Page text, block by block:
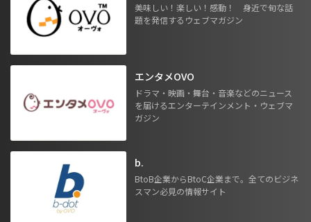
美味しい！楽しい！感動！ 身近で旬な話
題を発信するウェブマガジン
エンタメOVO
ドラマ・映画・舞台・音楽などのニュース
を届けるエンターテインメント・ウェブマ
ガジン
b.
BtoB企業からBtoC企業まで。全てのビジネ
スマン必見の情報サイト